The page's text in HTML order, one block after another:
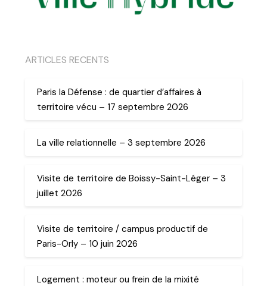
ARTICLES RECENTS
Paris la Défense : de quartier d’affaires à
territoire vécu – 17 septembre 2026
La ville relationnelle – 3 septembre 2026
Visite de territoire de Boissy-Saint-Léger – 3
juillet 2026
Visite de territoire / campus productif de
Paris-Orly – 10 juin 2026
Logement : moteur ou frein de la mixité